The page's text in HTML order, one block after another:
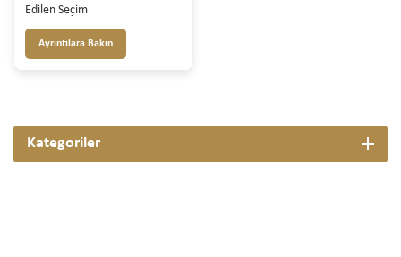
Edilen Seçim
Ayrıntılara Bakın
Kategoriler